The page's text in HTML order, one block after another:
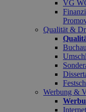
VG
Qualität &
Werbung &